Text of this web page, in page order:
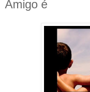
Amigo é